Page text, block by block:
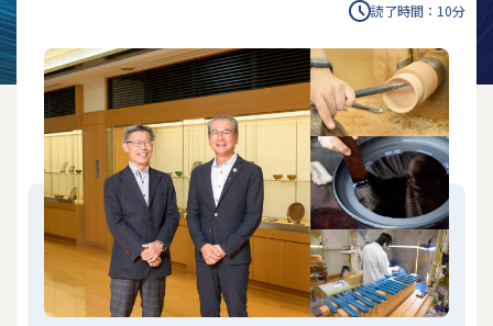
読了時間： 10分